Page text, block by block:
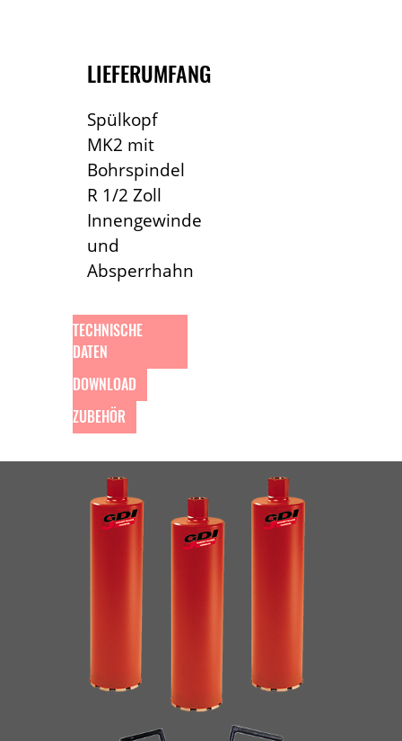
LIEFERUMFANG
Spülkopf
MK2 mit
Bohrspindel
R 1/2 Zoll
Innengewinde
und
Absperrhahn
TECHNISCHE
DATEN
DOWNLOAD
ZUBEHÖR